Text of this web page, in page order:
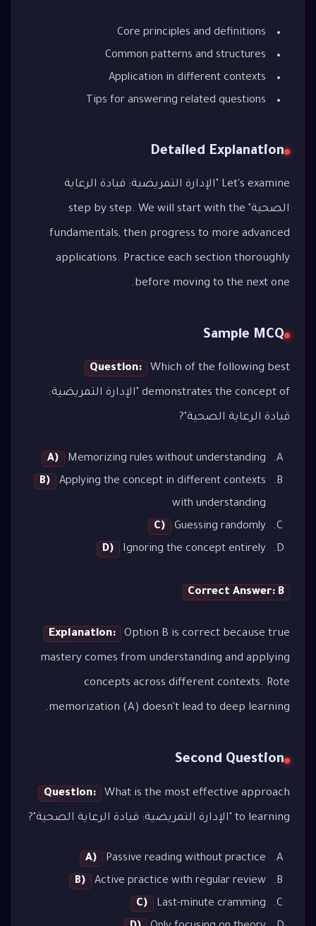
Core principles and definitions
Common patterns and structures
Application in different contexts
Tips for answering related questions
Detailed Explanation
Let's examine "الإدارة التمريضية: قيادة الرعاية
الصحية" step by step. We will start with the
fundamentals, then progress to more advanced
applications. Practice each section thoroughly
before moving to the next one.
Sample MCQ
Question: Which of the following best
demonstrates the concept of "الإدارة التمريضية:
قيادة الرعاية الصحية"?
A)
Memorizing rules without understanding
B)
Applying the concept in different contexts
with understanding
C)
Guessing randomly
D)
Ignoring the concept entirely
Correct Answer: B
Explanation: Option B is correct because true
mastery comes from understanding and applying
concepts across different contexts. Rote
memorization (A) doesn't lead to deep learning.
Second Question
Question: What is the most effective approach
to learning "الإدارة التمريضية: قيادة الرعاية الصحية"?
A)
Passive reading without practice
B)
Active practice with regular review
C)
Last-minute cramming